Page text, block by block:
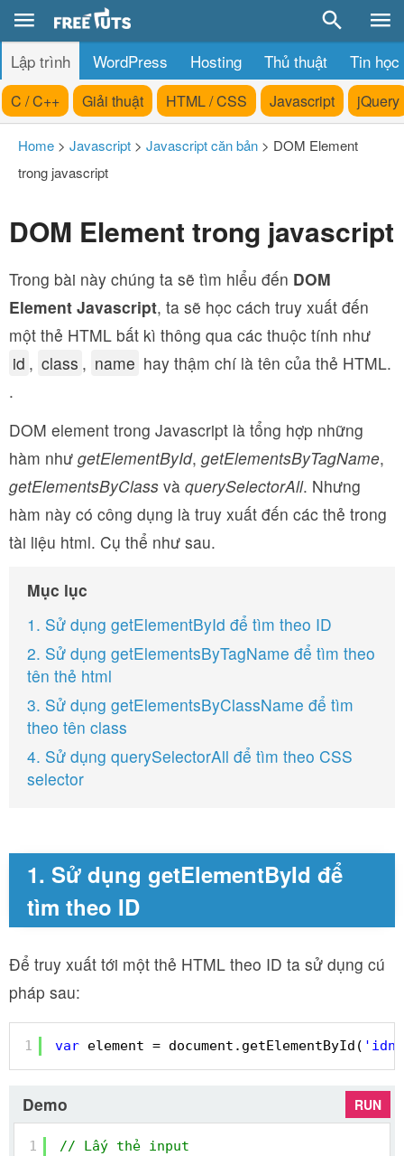
Lập trình WordPress Hosting Thủ thuật Tin học
C / C++ Giải thuật HTML / CSS Javascript jQuery
Home > Javascript > Javascript căn bản > DOM Element
trong javascript
DOM Element trong javascript
Trong bài này chúng ta sẽ tìm hiểu đến DOM
Element Javascript, ta sẽ học cách truy xuất đến
một thẻ HTML bất kì thông qua các thuộc tính như
id , class , name hay thậm chí là tên của thẻ HTML.
.
DOM element trong Javascript là tổng hợp những
hàm như getElementById, getElementsByTagName,
getElementsByClass và querySelectorAll. Nhưng
hàm này có công dụng là truy xuất đến các thẻ trong
tài liệu html. Cụ thể như sau.
Mục lục
1. Sử dụng getElementById để tìm theo ID
2. Sử dụng getElementsByTagName để tìm theo
tên thẻ html
3. Sử dụng getElementsByClassName để tìm
theo tên class
4. Sử dụng querySelectorAll để tìm theo CSS
selector
1. Sử dụng getElementById để
tìm theo ID
Để truy xuất tới một thẻ HTML theo ID ta sử dụng cú
pháp sau:
1 var element = document.getElementById(
Demo RUN
1
// Lấy thẻ input